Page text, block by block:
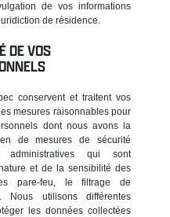
de vos informations
de résidence.
DE VOS
conservent et traitent vos
mesures raisonnables pour
dont nous avons la
de mesures de sécurité
administratives qui sont
et de la sensibilité des
pare-feu, le filtrage de
Nous utilisons différentes
les données collectées